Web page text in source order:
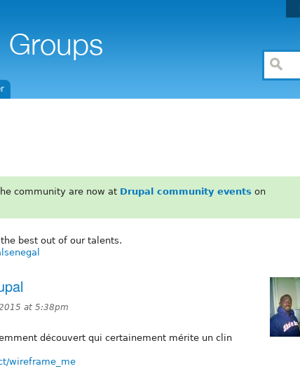
community are now at Drupal community events on
best out of our talents.
at 5:38pm
découvert qui certainement mérite un clin
wireframe_me